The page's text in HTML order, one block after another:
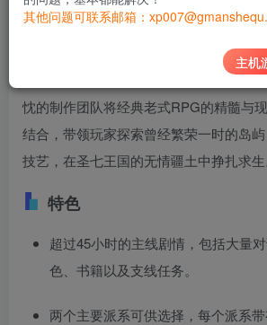
《灰雨钢锋》是一款沉浸式第三人称开
忱的制作团队将经典老式RPG的精髓与
结合，带领玩家探索曾经繁荣一时的岛
技艺，在圣七王国的无情疆土中挣扎求生
特色
超过45小时的主线剧情，包括大量
色、书籍以及支线任务。
两个主要派系可供选择，每个派系带
其他问题可联系邮箱：
主机